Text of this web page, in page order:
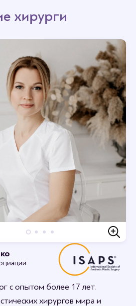
хирурги
с опытом более 17 лет.
хирургов мира и
отзыв.